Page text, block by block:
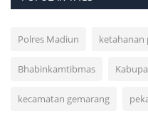
Polres Madiun ketahanan
Bhabinkamtibmas
kecamatan gemarang